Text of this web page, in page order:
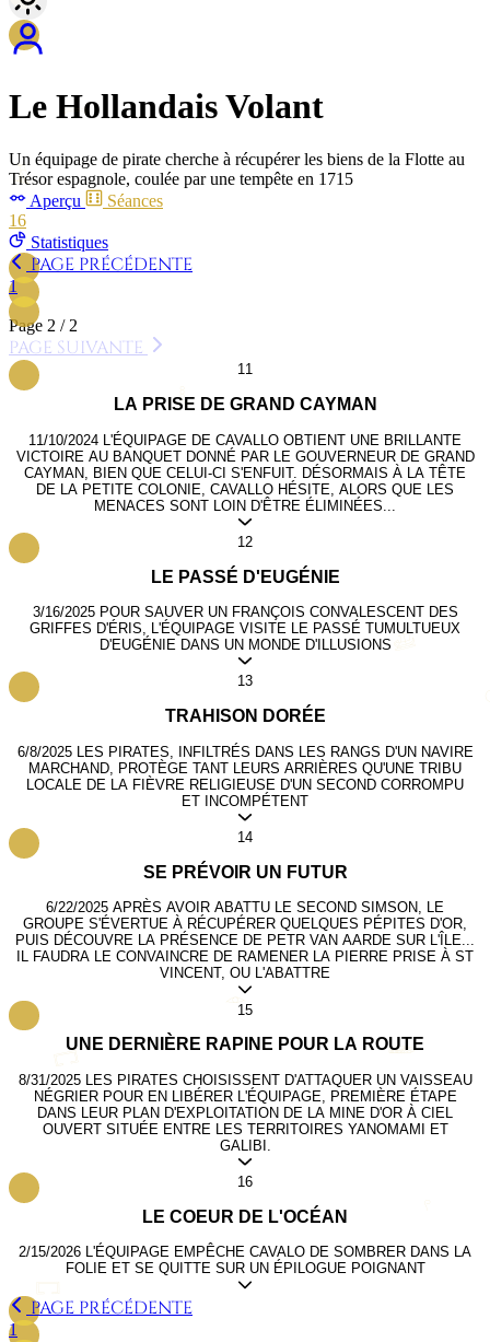
𓄿
𓁹
𓇯
𓎛
𓍢
𓊝
𓆃
Le Hollandais Volant
Un équipage de pirate cherche à récupérer les biens de la Flotte au
Trésor espagnole, coulée par une tempête en 1715
Aperçu
Séances
16
Statistiques
PAGE PRÉCÉDENTE
1
2
Page 2 / 2
PAGE SUIVANTE
11
LA PRISE DE GRAND CAYMAN
11/10/2024 L'ÉQUIPAGE DE CAVALLO OBTIENT UNE BRILLANTE
VICTOIRE AU BANQUET DONNÉ PAR LE GOUVERNEUR DE GRAND
CAYMAN, BIEN QUE CELUI-CI S'ENFUIT. DÉSORMAIS À LA TÊTE
DE LA PETITE COLONIE, CAVALLO HÉSITE, ALORS QUE LES
MENACES SONT LOIN D'ÊTRE ÉLIMINÉES...
12
LE PASSÉ D'EUGÉNIE
3/16/2025 POUR SAUVER UN FRANÇOIS CONVALESCENT DES
GRIFFES D'ÉRIS, L'ÉQUIPAGE VISITE LE PASSÉ TUMULTUEUX
D'EUGÉNIE DANS UN MONDE D'ILLUSIONS
13
TRAHISON DORÉE
6/8/2025 LES PIRATES, INFILTRÉS DANS LES RANGS D'UN NAVIRE
MARCHAND, PROTÈGE TANT LEURS ARRIÈRES QU'UNE TRIBU
LOCALE DE LA FIÈVRE RELIGIEUSE D'UN SECOND CORROMPU
ET INCOMPÉTENT
14
SE PRÉVOIR UN FUTUR
6/22/2025 APRÈS AVOIR ABATTU LE SECOND SIMSON, LE
GROUPE S'ÉVERTUE À RÉCUPÉRER QUELQUES PÉPITES D'OR,
PUIS DÉCOUVRE LA PRÉSENCE DE PETR VAN AARDE SUR L'ÎLE...
IL FAUDRA LE CONVAINCRE DE RAMENER LA PIERRE PRISE À ST
VINCENT, OU L'ABATTRE
15
UNE DERNIÈRE RAPINE POUR LA ROUTE
8/31/2025 LES PIRATES CHOISISSENT D'ATTAQUER UN VAISSEAU
NÉGRIER POUR EN LIBÉRER L'ÉQUIPAGE, PREMIÈRE ÉTAPE
DANS LEUR PLAN D'EXPLOITATION DE LA MINE D'OR À CIEL
OUVERT SITUÉE ENTRE LES TERRITOIRES YANOMAMI ET
GALIBI.
16
LE COEUR DE L'OCÉAN
2/15/2026 L'ÉQUIPAGE EMPÊCHE CAVALO DE SOMBRER DANS LA
FOLIE ET SE QUITTE SUR UN ÉPILOGUE POIGNANT
PAGE PRÉCÉDENTE
1